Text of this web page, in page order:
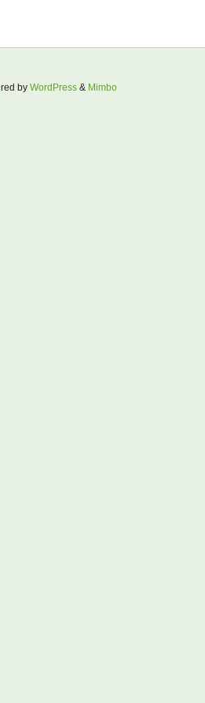
by WordPress & Mimbo